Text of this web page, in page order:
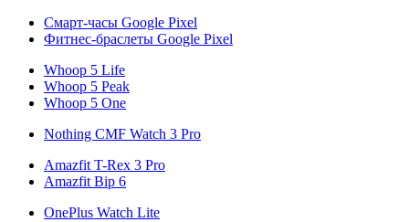
Смарт-часы Google Pixel
Фитнес-браслеты Google Pixel
Whoop 5 Life
Whoop 5 Peak
Whoop 5 One
Nothing CMF Watch 3 Pro
Amazfit T-Rex 3 Pro
Amazfit Bip 6
OnePlus Watch Lite